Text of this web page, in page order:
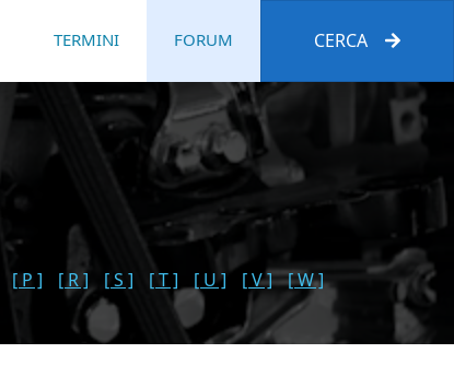
TERMINI FORUM CERCA
[ P ] [ R ] [ S ] [ T ] [ U ] [ V ]
[ W ]